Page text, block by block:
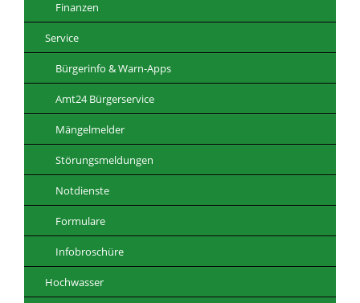
Finanzen
Service
Bürgerinfo & Warn-Apps
Amt24 Bürgerservice
Mängelmelder
Störungsmeldungen
Notdienste
Formulare
Infobroschüre
Hochwasser